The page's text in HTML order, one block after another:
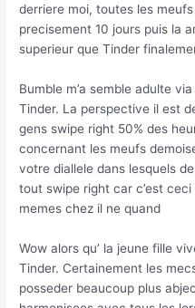
derriere moi, toutes les meufs
precisement 10 jours puis la
superieur que Tinder
Bumble m’a semble adulte
Tinder. La perspective il est
gens swipe right 50% des
concernant les meufs
votre diallele dans lesquels
tout swipe right car c’est
memes chez il ne quand
Wow alors qu’ la jeune fille
Tinder. Certainement les
posseder beaucoup plus